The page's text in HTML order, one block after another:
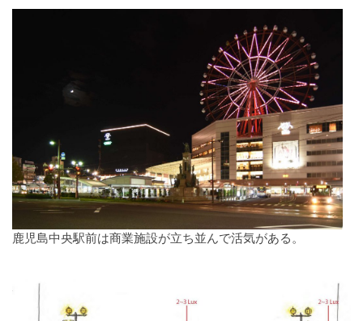
鹿児島中央駅前は商業施設が立ち並んで活気がある。